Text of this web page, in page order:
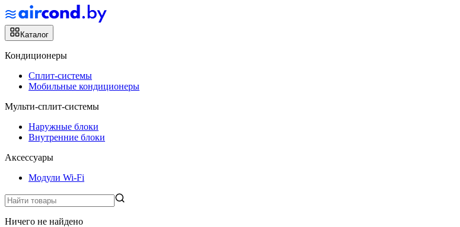
Каталог
Кондиционеры
Сплит-системы
Мобильные кондиционеры
Мульти-сплит-системы
Наружные блоки
Внутренние блоки
Аксессуары
Модули Wi-Fi
Ничего не найдено